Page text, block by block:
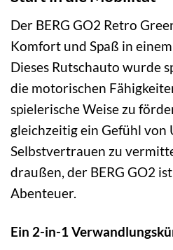
Der BERG GO2 Retro
Komfort und Spaß in
Dieses Rutschauto wurde
die motorischen
spielerische Weise zu
gleichzeitig ein Gefühl von
Selbstvertrauen zu
draußen, der BERG GO2
Abenteuer.
Ein 2-in-1